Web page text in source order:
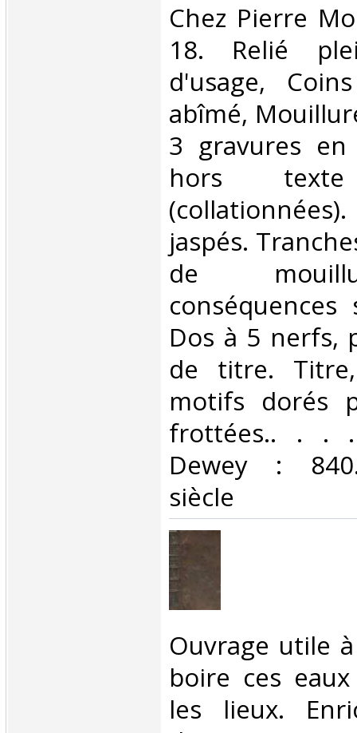
‎Chez Pierre
18. Relié
d'usage,
abîmé,
3 gravures
hors texte
jaspés.
de
Dos à 5 nerfs,
de titre.
motifs dorés
frottées.. . . .
Dewey :
siècle‎
‎Ouvrage utile
boire ces
les lieux.